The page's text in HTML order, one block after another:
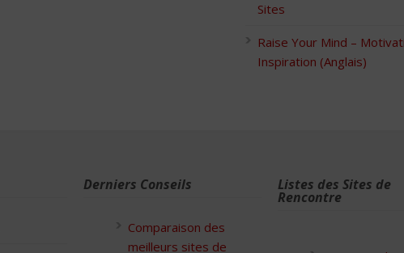
Sites
Raise Your Mind –
Inspiration (Anglais)
Derniers Conseils
Comparaison des
meilleurs sites de
Listes des Sites de
Rencontre